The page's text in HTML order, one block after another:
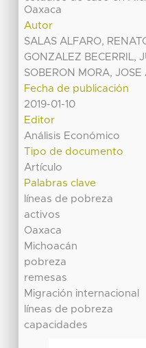
Oaxaca
Autor
SALAS ALFARO,
GONZALEZ BECERRIL,
SOBERON MORA,
Fecha de publicación
2019-01-10
Editor
Análisis Económico
Tipo de documento
Artículo
Palabras clave
líneas de pobreza
activos
Oaxaca
Michoacán
pobreza
remesas
Migración internacional
líneas de pobreza
capacidades